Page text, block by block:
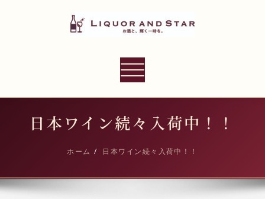
プ
LIQUOR AND STAR
ナ
ー
ョ
切
日本ワイン続々入荷中！！
ホーム 日本ワイン続々入荷中！！